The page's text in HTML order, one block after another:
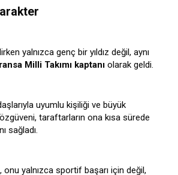
yalnızca genç bir yıldız değil, aynı
Milli Takımı kaptanı olarak geldi.
uyumlu kişiliği ve büyük
taraftarların ona kısa sürede
sağladı.
onu yalnızca sportif başarı için değil,